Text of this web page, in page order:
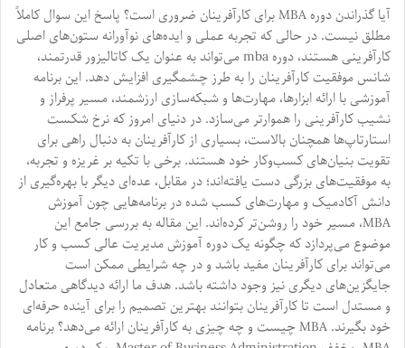
آیا گذراندن دوره MBA برای کارآفرینان ضروری است؟ پاسخ این سوال کاملاً
مطلق نیست. در حالی که تجربه عملی و ایده‌های نوآورانه ستون‌های اصلی
کارآفرینی هستند، دوره mba می‌تواند به عنوان یک کاتالیزور قدرتمند،
شانس موفقیت کارآفرینان را به طرز چشمگیری افزایش دهد. این برنامه
آموزشی با ارائه ابزارها، مهارت‌ها و شبکه‌سازی ارزشمند، مسیر پرفراز و
نشیب کارآفرینی را هموارتر می‌سازد. در دنیای امروز که نرخ شکست
استارتاپ‌ها همچنان بالاست، بسیاری از کارآفرینان به دنبال راهی برای
تقویت بنیان‌های کسب‌وکار خود هستند. برخی با تکیه بر غریزه و تجربه،
به موفقیت‌های بزرگی دست یافته‌اند؛ در مقابل، عده‌ای دیگر با بهره‌گیری از
دانش آکادمیک و مهارت‌های کسب شده در برنامه‌هایی چون آموزش
MBA، مسیر خود را روشن‌تر کرده‌اند. این مقاله به بررسی جامع این
موضوع می‌پردازد که چگونه یک دوره آموزش مدیریت عالی کسب و کار
می‌تواند برای کارآفرینان مفید باشد و در چه شرایطی ممکن است
جایگزین‌های دیگری نیز وجود داشته باشد. هدف ما ارائه دیدگاهی متعادل
و مستدل است تا کارآفرینان بتوانند بهترین تصمیم را برای آینده حرفه‌ای
خود بگیرند. MBA چیست و چه چیزی به کارآفرینان ارائه می‌دهد؟ برنامه